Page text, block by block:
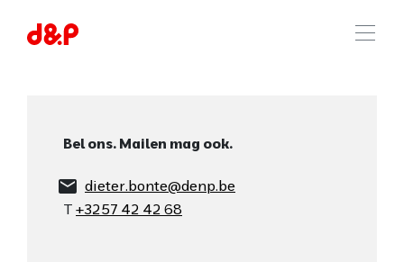
Bel ons. Mailen mag ook.
email dieter.bonte@denp.be
T +3257 42 42 68